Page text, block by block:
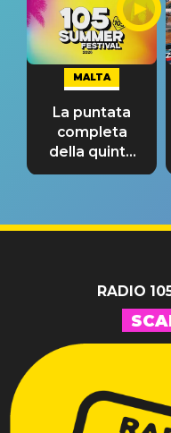
MALTA
La puntata
completa
della quinta
tappa
RADIO